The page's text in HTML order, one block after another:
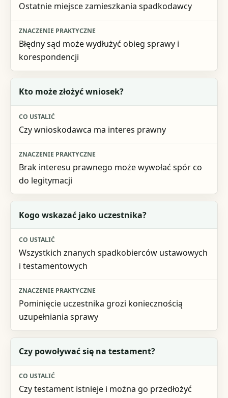
Znaczenie praktyczne
Ostatnie miejsce zamieszkania spadkodawcy
Błędny sąd może wydłużyć obieg sprawy i
korespondencji
Kto może złożyć wniosek?
Czy wnioskodawca ma interes prawny
Brak interesu prawnego może wywołać spór co
do legitymacji
Kogo wskazać jako uczestnika?
Wszystkich znanych spadkobierców ustawowych
i testamentowych
Pominięcie uczestnika grozi koniecznością
uzupełniania sprawy
Czy powoływać się na testament?
Czy testament istnieje i można go przedłożyć